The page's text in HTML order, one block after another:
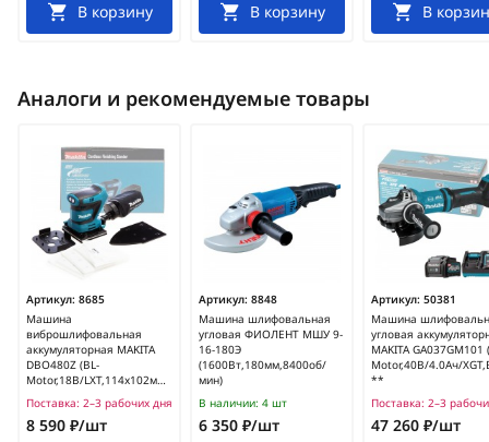
В корзину В корзину В
Аналоги и рекомендуемые товары
Артикул: 8685
Машина
виброшлифовальная
аккумуляторная MAKITA
DBO480Z (BL-
Motor,18В/LXT,114х102мм,без
акк.) **
Поставка: 2–3 рабочих дня
8 590 ₽/шт
Артикул: 8848
Машина шлифовальная
угловая ФИОЛЕНТ МШУ 9-
16-180Э
(1600Вт,180мм,8400об/
мин)
В наличии: 4 шт
6 350 ₽/шт
Артикул: 50381
Машина
угловая
MAKITA GA037GM101
Motor,40В/4.0Ач/
**
Поставка: 2–3
47 260 ₽/шт